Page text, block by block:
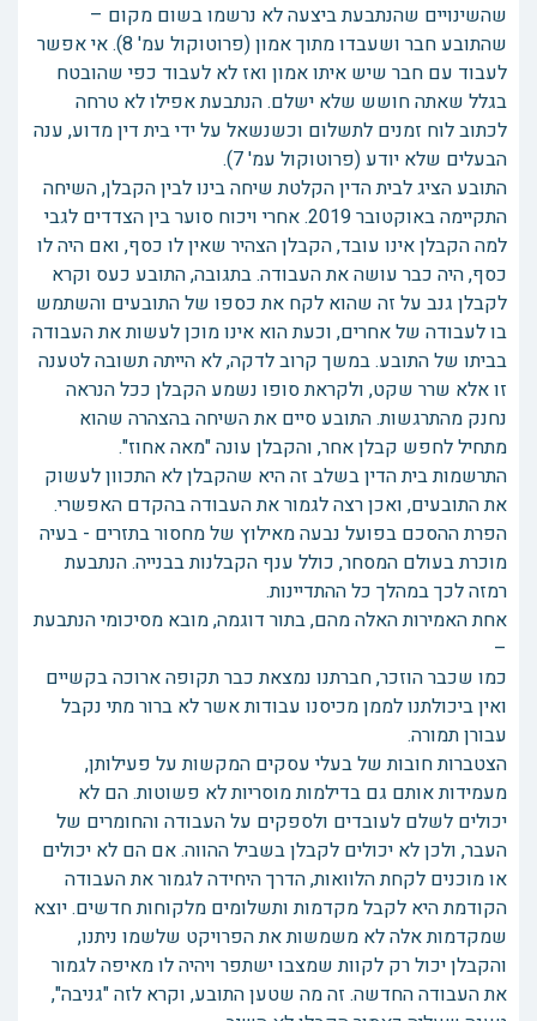
שהשינויים שהנתבעת ביצעה לא נרשמו בשום מקום –
שהתובע חבר ושעבדו מתוך אמון (פרוטוקול עמ' 8). אי אפשר
לעבוד עם חבר שיש איתו אמון ואז לא לעבוד כפי שהובטח
בגלל שאתה חושש שלא ישלם. הנתבעת אפילו לא טרחה
לכתוב לוח זמנים לתשלום וכשנשאל על ידי בית דין מדוע, ענה
הבעלים שלא יודע (פרוטוקול עמ' 7).
התובע הציג לבית הדין הקלטת שיחה בינו לבין הקבלן, השיחה
התקיימה באוקטובר 2019. אחרי ויכוח סוער בין הצדדים לגבי
למה הקבלן אינו עובד, הקבלן הצהיר שאין לו כסף, ואם היה לו
כסף, היה כבר עושה את העבודה. בתגובה, התובע כעס וקרא
לקבלן גנב על זה שהוא לקח את כספו של התובעים והשתמש
בו לעבודה של אחרים, וכעת הוא אינו מוכן לעשות את העבודה
בביתו של התובע. במשך קרוב לדקה, לא הייתה תשובה לטענה
זו אלא שרר שקט, ולקראת סופו נשמע הקבלן ככל הנראה
נחנק מהתרגשות. התובע סיים את השיחה בהצהרה שהוא
מתחיל לחפש קבלן אחר, והקבלן עונה "מאה אחוז".
התרשמות בית הדין בשלב זה היא שהקבלן לא התכוון לעשוק
את התובעים, ואכן רצה לגמור את העבודה בהקדם האפשרי.
הפרת ההסכם בפועל נבעה מאילוץ של מחסור בתזרים - בעיה
מוכרת בעולם המסחר, כולל ענף הקבלנות בבנייה. הנתבעת
רמזה לכך במהלך כל ההתדיינות.
אחת האמירות האלה מהם, בתור דוגמה, מובא מסיכומי הנתבעת
–
כמו שכבר הוזכר, חברתנו נמצאת כבר תקופה ארוכה בקשיים
ואין ביכולתנו לממן מכיסנו עבודות אשר לא ברור מתי נקבל
עבורן תמורה.
הצטברות חובות של בעלי עסקים המקשות על פעילותן,
מעמידות אותם גם בדילמות מוסריות לא פשוטות. הם לא
יכולים לשלם לעובדים ולספקים על העבודה והחומרים של
העבר, ולכן לא יכולים לקבלן בשביל ההווה. אם הם לא יכולים
או מוכנים לקחת הלוואות, הדרך היחידה לגמור את העבודה
הקודמת היא לקבל מקדמות ותשלומים מלקוחות חדשים. יוצא
שמקדמות אלה לא משמשות את הפרויקט שלשמו ניתנו,
והקבלן יכול רק לקוות שמצבו ישתפר ויהיה לו מאיפה לגמור
את העבודה החדשה. זה מה שטען התובע, וקרא לזה "גניבה",